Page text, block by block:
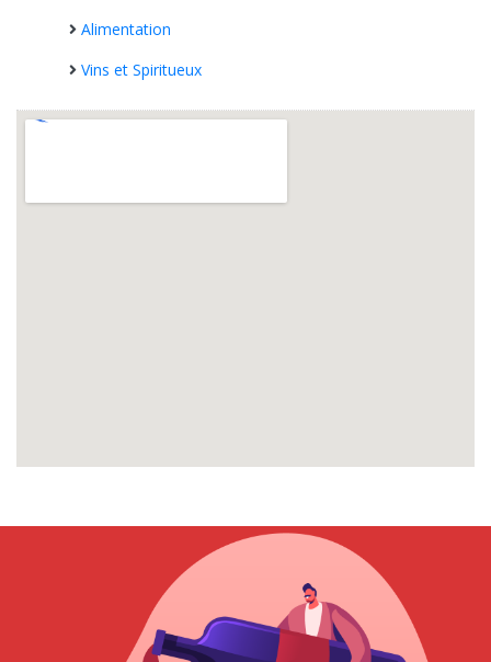
Alimentation
Vins et Spiritueux